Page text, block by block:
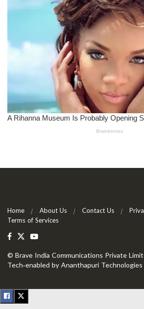
Home About Us Contact Us
Terms of Services
© Brave India Communications Private
Tech-enabled by Ananthapuri Technologies